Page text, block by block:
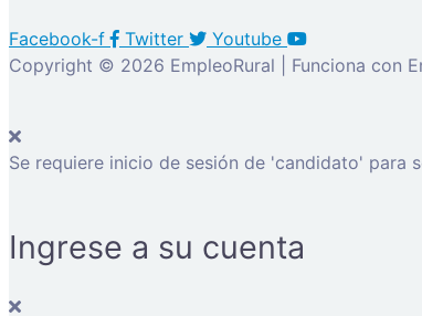
Facebook-f Twitter
Youtube
Copyright © 2026 EmpleoRural | Funciona con
Se requiere inicio de sesión de 'candidato' para
Ingrese a su cuenta